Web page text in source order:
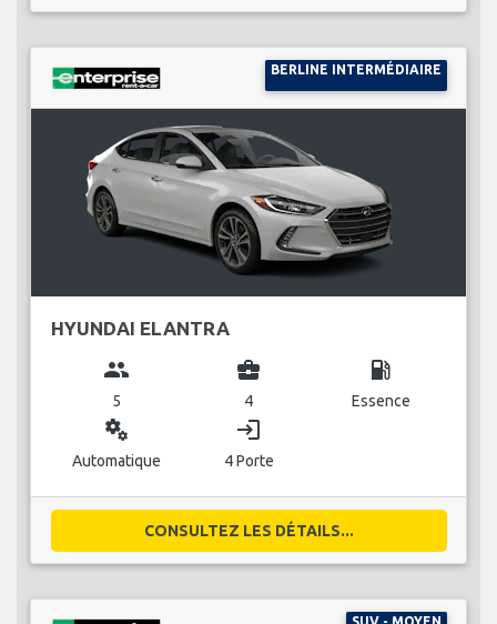
BERLINE INTERMÉDIAIRE
HYUNDAI ELANTRA
group
5
business_center
4
local_gas_station
Essence
miscellaneous_services
Automatique
login
4 Porte
CONSULTEZ LES DÉTAILS...
SUV - MOYEN